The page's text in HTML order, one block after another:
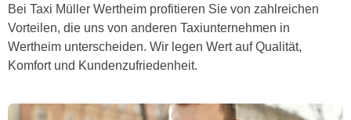
Bei Taxi Müller Wertheim profitieren Sie von zahlreichen
Vorteilen, die uns von anderen Taxiunternehmen in
Wertheim unterscheiden. Wir legen Wert auf Qualität,
Komfort und Kundenzufriedenheit.